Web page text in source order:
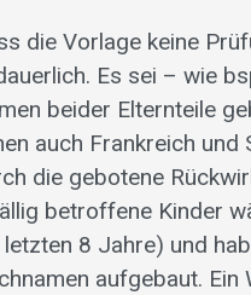
die Vorlage keine
Es sei – wie
beider Elternteile
auch Frankreich und
die gebotene
betroffene Kinder
letzten 8 Jahre) und
aufgebaut.